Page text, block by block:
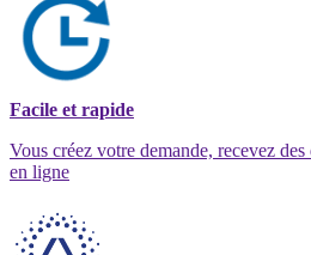
Facile et rapide
Vous créez votre demande, recevez
en ligne